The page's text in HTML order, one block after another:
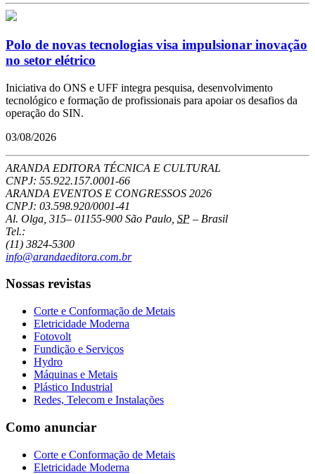
Polo de novas tecnologias visa impulsionar inovação
no setor elétrico
Iniciativa do ONS e UFF integra pesquisa, desenvolvimento
tecnológico e formação de profissionais para apoiar os desafios da
operação do SIN.
03/08/2026
ARANDA EDITORA TÉCNICA E CULTURAL
CNPJ: 55.922.157.0001-66
ARANDA EVENTOS E CONGRESSOS 2026
CNPJ: 03.598.920/0001-41
Al. Olga, 315– 01155-900 São Paulo SP – Brasil
Tel.:
(11) 3824-5300
info@arandaeditora.com.br
Nossas revistas
Corte e Conformação de Metais
Eletricidade Moderna
Fotovolt
Fundição e Serviços
Hydro
Máquinas e Metais
Plástico Industrial
Redes, Telecom e Instalações
Como anunciar
Corte e Conformação de Metais
Eletricidade Moderna